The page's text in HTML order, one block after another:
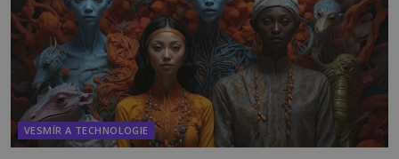
VESMÍR A TECHNOLOGIE